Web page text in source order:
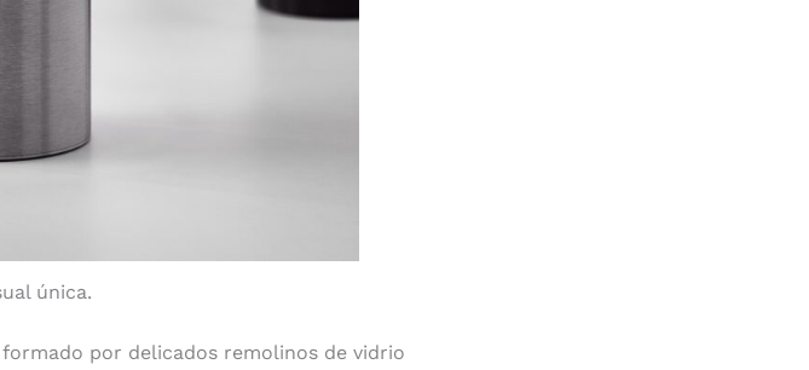
única.
por delicados remolinos de vidrio